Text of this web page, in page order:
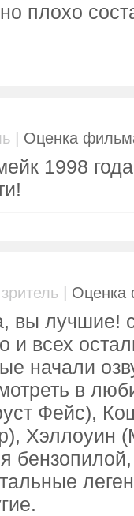
плохо
| Оценка
1998
| Оценка
вы лучшие!
и всех
начали
в
Фейс),
Хэллоуин